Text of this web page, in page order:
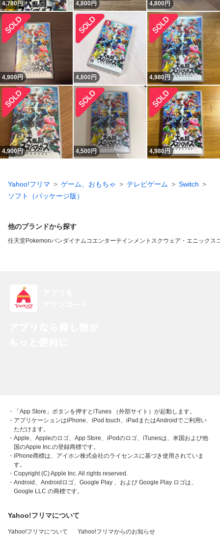
4,780円 4,800円 4,800円
4,900円 4,800円 4,980円
4,900円 4,500円 4,980円
Yahoo!フリマ ゲーム、おもちゃ テレビゲーム
Switch
ソフト（パッケージ版）
他のブランドから探す
任天堂Pokemonバンダイナムコエンターテインメント スクウェア・エニックス
・「App Store」ボタンを押すとiTunes （外部サイト）が起動します。
・アプリケーションはiPhone、iPod touch、iPadまたはAndroidでご利用い
ただけます。
・Apple、Appleのロゴ、App Store、iPodのロゴ、iTunesは、米国および他
国のApple Inc.の登録商標です。
・iPhone商標は、アイホン株式会社のライセンスに基づき使用されていま
す。
・Copyright (C) Apple Inc. All rights reserved.
・Android、Androidロゴ、Google Play 、および Google Play ロゴは、
Google LLC の商標です。
Yahoo!フリマについて
Yahoo!フリマについて Yahoo!フリマからのお知らせ